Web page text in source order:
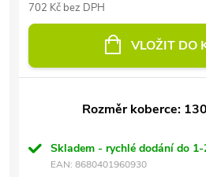
702 Kč bez DPH
VLOŽIT DO
Rozměr koberce:
Skladem - rychlé dodání do
EAN: 8680401960930